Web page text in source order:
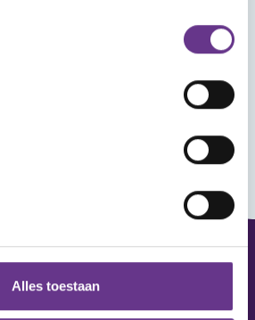
Alles toestaan
bent kun je reageren op